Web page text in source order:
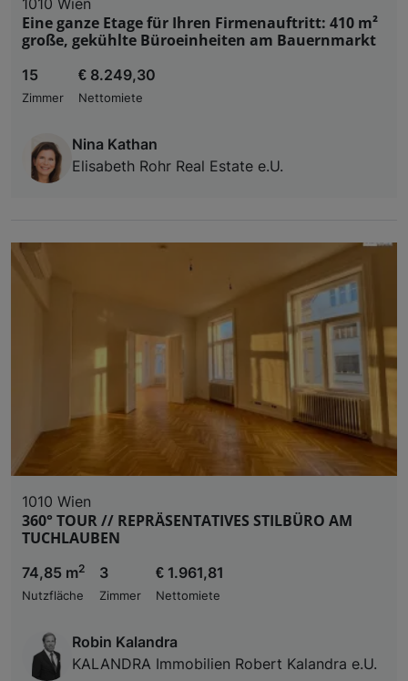
Eine ganze Etage für Ihren Firmenauftritt: 410 m²
große, gekühlte Büroeinheiten am Bauernmarkt
15
Zimmer
€ 8.249,30
Nettomiete
Nina Kathan
Elisabeth Rohr Real Estate e.U.
1010 Wien
360° TOUR // REPRÄSENTATIVES STILBÜRO AM
TUCHLAUBEN
74,85 m2
Nutzfläche
3
Zimmer
€ 1.961,81
Nettomiete
Robin Kalandra
KALANDRA Immobilien Robert Kalandra e.U.